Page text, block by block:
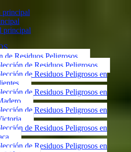
principal
principal
de Residuos Peligrosos
de Residuos Peligrosos
de Residuos Peligrosos en
de Residuos Peligrosos en
de Residuos Peligrosos en
de Residuos Peligrosos en
de Residuos Peligrosos en